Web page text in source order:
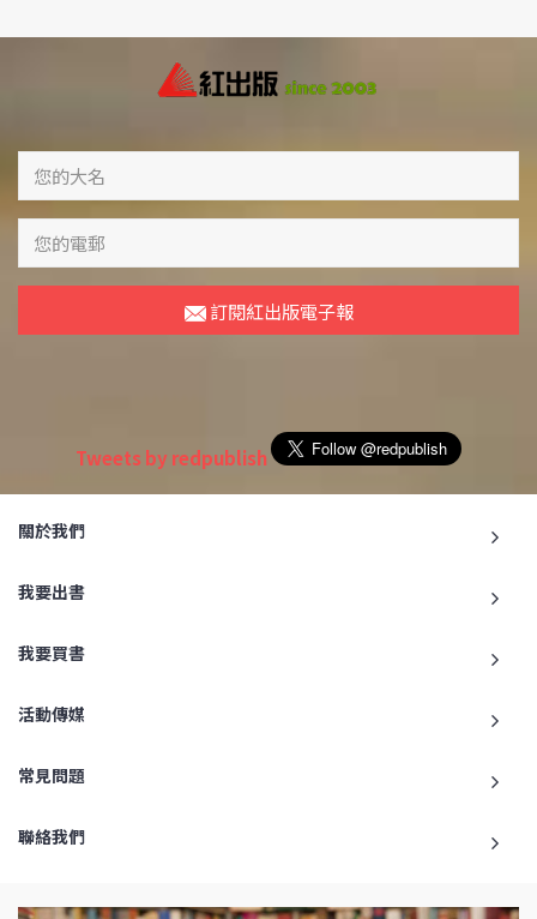
訂閱紅出版電子報
Tweets by redpublish
關於我們
我要出書
我要買書
活動傳媒
常見問題
聯絡我們